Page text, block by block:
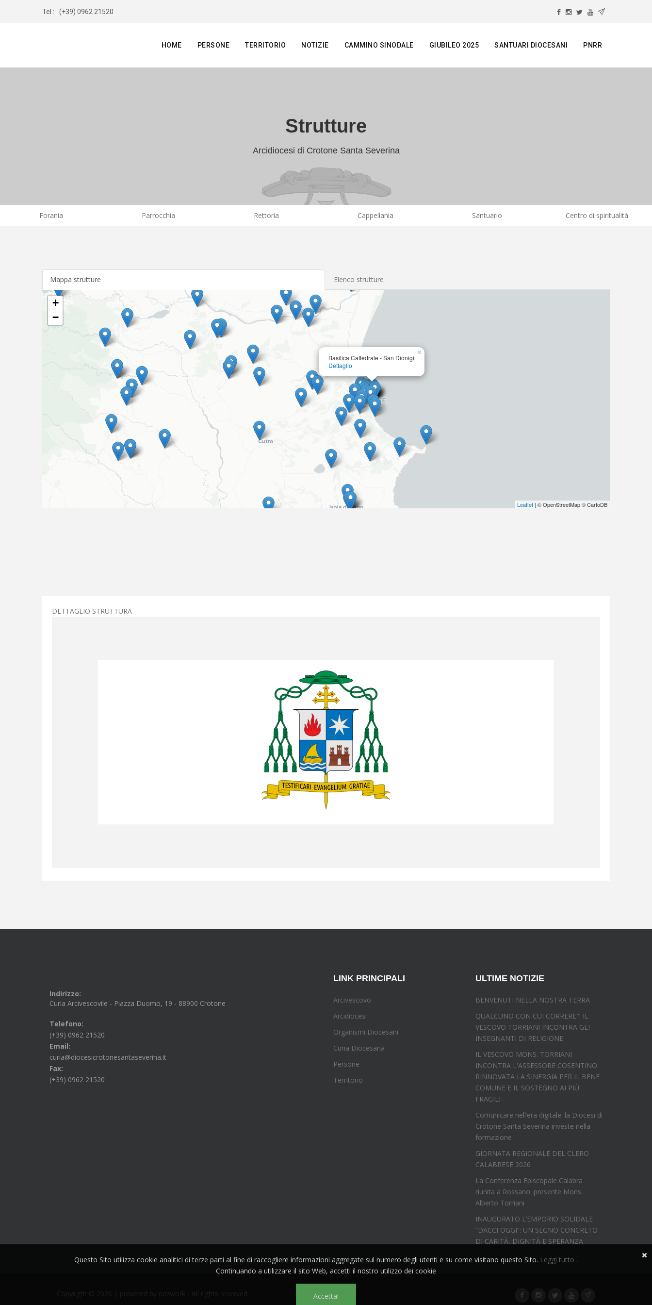
Tel.: (+39) 0962 21520
HOME PERSONE TERRITORIO NOTIZIE CAMMINO SINODALE GIUBILEO 2025 SANTUARI DIOCESANI PNRR
Strutture
Arcidiocesi di Crotone Santa Severina
Forania Parrocchia Rettoria Cappellania Santuario Centro di spiritualità
Mappa strutture Elenco strutture
Basilica Cattedrale - San Dionigi
Dettaglio
×
+
−
Leaflet | © OpenStreetMap © CartoDB
DETTAGLIO STRUTTURA
Indirizzo:
Curia Arcivescovile - Piazza Duomo, 19 - 88900 Crotone
Telefono:
(+39) 0962 21520
Email:
curia@diocesicrotonesantaseverina.it
Fax:
(+39) 0962 21520
LINK PRINCIPALI
Arcivescovo
Arcidiocesi
Organismi Diocesani
Curia Diocesana
Persone
Territorio
ULTIME NOTIZIE
BENVENUTI NELLA NOSTRA TERRA
QUALCUNO CON CUI CORRERE": IL
VESCOVO TORRIANI INCONTRA GLI
INSEGNANTI DI RELIGIONE
IL VESCOVO MONS. TORRIANI
INCONTRA L'ASSESSORE COSENTINO:
RINNOVATA LA SINERGIA PER IL BENE
COMUNE E IL SOSTEGNO AI PIÙ
FRAGILI
Comunicare nell’era digitale: la Diocesi di
Crotone Santa Severina investe nella
formazione
GIORNATA REGIONALE DEL CLERO
CALABRESE 2026
La Conferenza Episcopale Calabra
riunita a Rossano: presente Mons.
Alberto Torriani
INAUGURATO L’EMPORIO SOLIDALE
“DACCI OGGI”: UN SEGNO CONCRETO
DI CARITÀ, DIGNITÀ E SPERANZA
Questo Sito utilizza cookie analitici di terze parti al fine di raccogliere informazioni aggregate sul numero degli utenti e su come visitano questo Sito. Leggi tutto .
Continuando a utilizzare il sito Web, accetti il nostro utilizzo dei cookie
Accetta!